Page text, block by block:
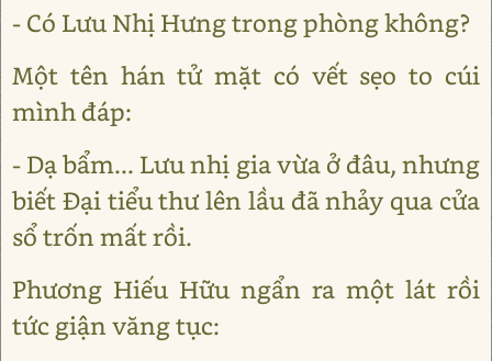
- Có Lưu Nhị Hưng trong phòng không?
Một tên hán tử mặt có vết sẹo to cúi
mình đáp:
- Dạ bẩm... Lưu nhị gia vừa ở đâu, nhưng
biết Đại tiểu thư lên lầu đã nhảy qua cửa
sổ trốn mất rồi.
Phương Hiếu Hữu ngẩn ra một lát rồi
tức giận văng tục: